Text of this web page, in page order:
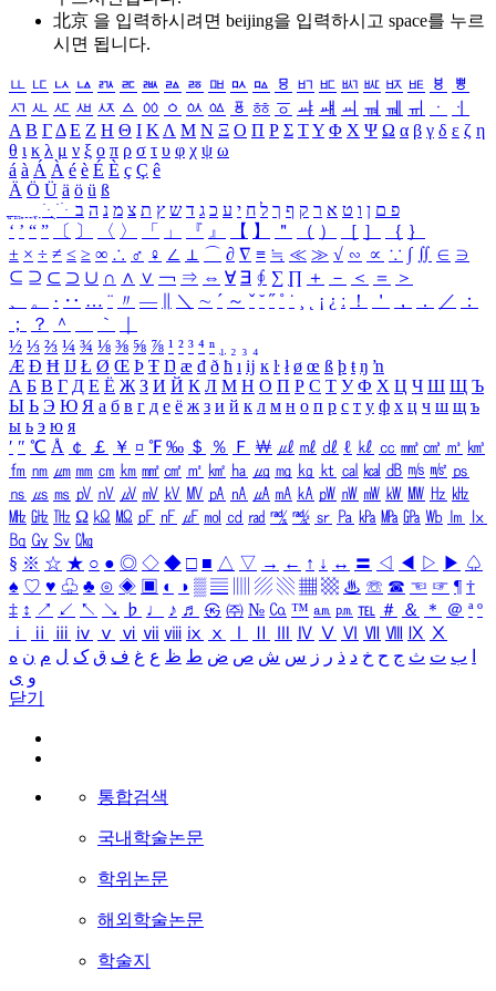
北京 을 입력하시려면 beijing을 입력하시고 space를 누르
시면 됩니다.
ㅥ ㅦ ㅧ ㅨ ㅩ ㅪ ㅫ ㅬ ㅭ ㅮ ㅯ ㅰ ㅱ ㅲ ㅳ ㅴ ㅵ ㅶ ㅷ ㅸ
ㅹ
ㅺ ㅻ ㅼ ㅽ ㅾ ㅿ ㆀ ㆁ ㆂ ㆃ ㆄ ㆅ ㆆ ㆇ ㆈ ㆉ ㆊ ㆋ ㆌ ㆍ
ㆎ
Α Β ΓΔ Ε Ζ Η Θ Ι ΚΛ Μ Ν Ξ Ο Π Ρ Σ ΤΥ Φ Χ Ψ Ω α β γ δ ε ζ η
θ ι κ λ μ ν ξ ο π ρ σ τ υ φ χ ψ ω
á à Á À é è É È ç Ç ê
Ä Ö Ü ä ö ü ß
ִֶֹ ֻּ ׁׂ פ ם ן ו ט א ר ק ף ך ל ח י ע כ ג ד ש ץ ת צ מ נ ה ב
‘ ’ “ ” 〔 〕 〈 〉 「 」 『 』 【 】 ＂ （ ） ［ ］ ｛ ｝
± × ÷ ≠ ≤ ≥ ∞ ∴ ♂ ♀ ∠ ⊥ ⌒ ∂ ∇ ≡ ≒ ≪ ≫ √ ∽ ∝ ∵ ∫ ∬ ∈ ∋
⊆ ⊇ ⊂ ⊃ ∪ ∩ ∧ ∨ ￢ ⇒ ⇔ ∀ ∃ ∮ ∑ ∏ ＋ － ＜ ＝
＞
、
。 · ‥ … ¨ 〃 ― ＼ ∼ ´ ～ ˇ ˘ ˝ ˚ ˙ ¸ ¡ ¿ ː ！ ＇ ， ． ／
：
；
？ ＾ ｀
½ ⅓ ⅔ ¼ ¾ ⅛ ⅜ ⅝ ⅞ ¹ ² ³ ⁴ ⁿ ₁ ₂ ₃ ₄
Æ Ð Ħ Ĳ Ł Ø Œ Þ Ŧ Ŋ æ đ ð ħ ı ĳ ĸ ŀ ł ø œ ß þ ŧ ŋ ŉ
А Б В Г Д Е Ё Ж З И Й К Л М Н О П Р С Т У Ф Х Ц Ч Ш Щ Ъ
Ы Ь Э Ю Я а б в г д е ё ж з и й к л м н о п р с т у ф х ц ч ш щ ъ
ы ь э ю я
′ ″ ℃ Å ￠ ￡ ￥ ¤ ℉ ‰ ＄ ％ Ｆ ￦ ㎕ ㎖ ㎗ ℓ ㎘ ㏄ ㎣ ㎤ ㎥ ㎦
㎙ ㎚ ㎛ ㎜ ㎝ ㎞ ㎟ ㎠ ㎡ ㎢ ㏊ ㎍ ㎎ ㎏ ㏏ ㎈ ㎉ ㏈ ㎧ ㎨ ㎰
㎱ ㎲ ㎳ ㎴ ㎵ ㎶ ㎷ ㎸ ㎹ ㎀ ㎁ ㎂ ㎃ ㎄ ㎺ ㎻ ㎽ ㎾ ㎿ ㎐ ㎑
㎒ ㎓ ㎔ Ω ㏀ ㏁ ㎊ ㎋ ㎌ ㏖ ㏅ ㎭ ㎮ ㎯ ㏛ ㎩ ㎪ ㎫ ㎬ ㏝ ㏐
㏓
㏃ ㏉ ㏜ ㏆
§ ※ ☆ ★ ○ ● ◎ ◇ ◆ □ ■ △ ▽ → ← ↑ ↓ ↔ 〓 ◁ ◀ ▷ ▶ ♤
♠ ♡ ♥ ♧ ♣ ⊙ ◈ ▣ ◐ ◑ ▒ ▤ ▨ ▧ ▦ ▩ ♨ ☏ ☎ ☜ ☞ ¶ †
‡ ↕ ↗ ↙ ↖ ↘ ♭ ♩ ♪ ♬ ㉿ ㈜ № ㏇ ™ ㏂ ㏘ ℡ ＃ ＆ ＊ ＠ ª º
ⅰ
ⅱ ⅲ ⅳ ⅴ ⅵ ⅶ ⅷ ⅸ ⅹ Ⅳ Ⅴ Ⅵ Ⅶ Ⅷ Ⅸ Ⅹ
ب ت ث ج ح خ د ذ ر ز س ش ص ض ط ظ ع غ ف ق ک ل م ن ه
و ی
닫기
통합검색
국내학술논문
학위논문
해외학술논문
학술지